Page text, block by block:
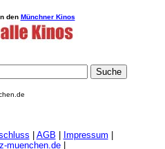
den Münchner Kinos
AGB Impressum
muenchen.de